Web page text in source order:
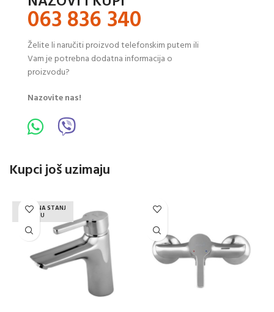
063 836 340
Želite li naručiti proizvod telefonskim putem ili
Vam je potrebna dodatna informacija o
proizvodu?
Nazovite nas!
Kupci još uzimaju
NEMA NA STANJ
U